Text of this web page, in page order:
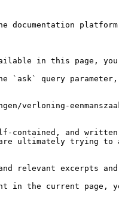
in this page, you
`ask` query
contained, and
ultimately trying
relevant excerpts and
in the current